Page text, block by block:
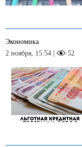
Экономика
2 ноября, 15:54 |
52